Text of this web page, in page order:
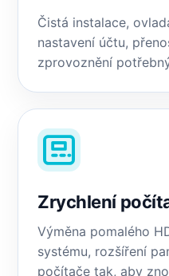
Čistá instalace,
nastavení účtu,
zprovoznění
Zrychlení
Výměna pomalého
systému, rozšíření
počítače tak, aby